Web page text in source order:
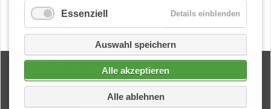
überspringen
Das Handlungsprogramm
Kompetenz- & Beratungszentrum
Berichte und Publikationen
Stadtweite Fortbildung
Essenziell Details einblenden
Auswahl speichern
Alle akzeptieren
Alle ablehnen